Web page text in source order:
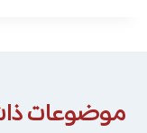
موضوعات